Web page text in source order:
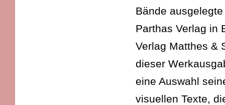
Bände
Parthas Verlag in
Verlag Matthes &
dieser
eine Auswahl
visuellen Texte,